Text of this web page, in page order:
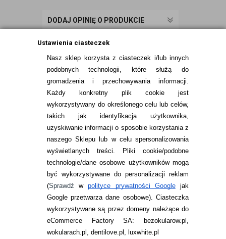
Ustawienia ciasteczek
Nasz sklep korzysta z ciasteczek i/lub innych
podobnych technologii, które służą do
gromadzenia i przechowywania informacji.
Każdy konkretny plik cookie jest
wykorzystywany do określonego celu lub celów,
takich jak identyfikacja użytkownika,
uzyskiwanie informacji o sposobie korzystania z
naszego Sklepu lub w celu spersonalizowania
wyświetlanych treści.
Pliki cookie/podobne
technologie/dane osobowe użytkowników mogą
być wykorzystywane do personalizacji reklam
(Sprawdźwpolityce prywatności Googlejak
Google przetwarza dane osobowe). Ciasteczka
wykorzystywane są przez domeny należące do
eCommerce Factory SA: bezokularow.pl,
wokularach.pl, dentilove.pl, luxwhite.pl
DODAJ OPINIĘ O PRODUKCIE
INFORMACJE KONTAKTOWE
JAK ZAMAWIAĆ?
ZWROTY I REKLAMACJA
WARUNKI ZAKUPÓW